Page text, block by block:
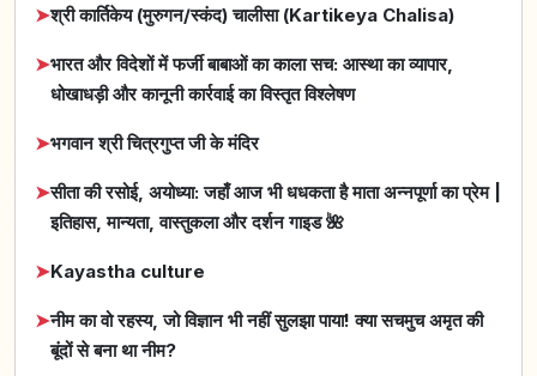
➤श्री कार्तिकेय (मुरुगन/स्कंद) चालीसा (Kartikeya Chalisa)
➤भारत और विदेशों में फर्जी बाबाओं का काला सच: आस्था का व्यापार,
धोखाधड़ी और कानूनी कार्रवाई का विस्तृत विश्लेषण
➤भगवान श्री चित्रगुप्त जी के मंदिर
➤सीता की रसोई, अयोध्या: जहाँ आज भी धधकता है माता अन्नपूर्णा का प्रेम |
इतिहास, मान्यता, वास्तुकला और दर्शन गाइड 🌺
➤Kayastha culture
➤नीम का वो रहस्य, जो विज्ञान भी नहीं सुलझा पाया! क्या सचमुच अमृत की
बूंदों से बना था नीम?